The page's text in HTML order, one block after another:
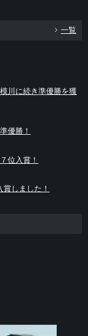
一覧
川に続き準優勝を獲
優勝！
位入賞！
しました！